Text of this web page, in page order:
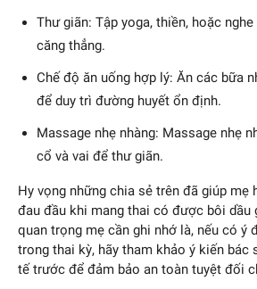
Thư giãn: Tập yoga, thiền, hoặc
căng thẳng.
Chế độ ăn uống hợp lý: Ăn các bữa
để duy trì đường huyết ổn định.
Massage nhẹ nhàng: Massage nhẹ
cổ và vai để thư giãn.
Hy vọng những chia sẻ trên đã giúp mẹ
đau đầu khi mang thai có được bôi dầu
quan trọng mẹ cần ghi nhớ là, nếu có ý
trong thai kỳ, hãy tham khảo ý kiến bác
tế trước để đảm bảo an toàn tuyệt đối